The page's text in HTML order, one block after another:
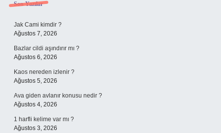
Sidebar
Son Yazılar
Jak Cami kimdir ?
Ağustos 7, 2026
Bazlar cildi aşındırır mı ?
Ağustos 6, 2026
Kaos nereden izlenir ?
Ağustos 5, 2026
Ava giden avlanır konusu nedir ?
Ağustos 4, 2026
1 harfli kelime var mı ?
Ağustos 3, 2026